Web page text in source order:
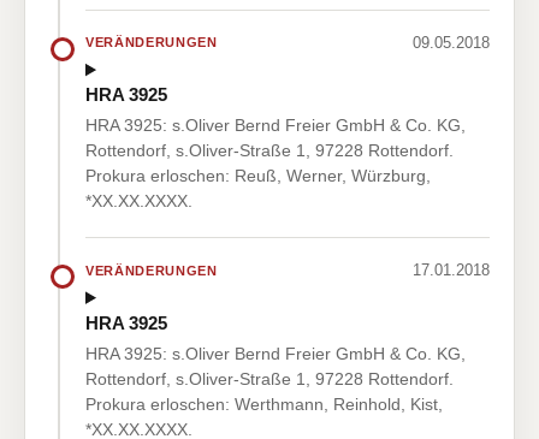
VERÄNDERUNGEN 09.05.2018
HRA 3925
HRA 3925: s.Oliver Bernd Freier GmbH & Co. KG,
Rottendorf, s.Oliver-Straße 1, 97228 Rottendorf.
Prokura erloschen: Reuß, Werner, Würzburg,
*XX.XX.XXXX.
VERÄNDERUNGEN 17.01.2018
HRA 3925
HRA 3925: s.Oliver Bernd Freier GmbH & Co. KG,
Rottendorf, s.Oliver-Straße 1, 97228 Rottendorf.
Prokura erloschen: Werthmann, Reinhold, Kist,
*XX.XX.XXXX.